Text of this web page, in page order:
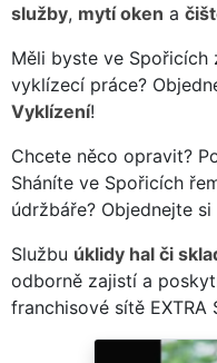
služby, mytí oken a
Měli byste ve Spořicích
vyklízecí práce?
Vyklízení!
Chcete něco opravit?
Sháníte ve Spořicích
údržbáře? Objednejte si
Službu úklidy hal či
odborně zajistí a
franchisové sítě EXTRA